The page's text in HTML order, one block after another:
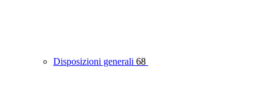
Disposizioni generali 68